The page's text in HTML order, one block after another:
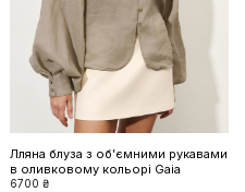
Лляна блуза з обʼємними рукавами
в оливковому кольорі Gaia
6700 ₴